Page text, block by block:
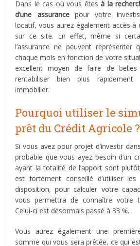
Dans le cas où vous êtesà la
d’une assurancepour votre
locatif, vous aurez également accès à
sur ce site. En effet, même si
l’assurance ne peuvent représenter
chaque mois en fonction de votre
excellent moyen de faire de
rentabiliser bien plus rapidement
immobilier.
Pourquoi utiliser le
prêt du Crédit Agricole ?
Si vous avez pour projet d’investir
probable que vous ayez besoin d’un
ayant la totalité de l’apport sont
est fortement conseillé d’utiliser
disposition, pour calculer votre
vous permettra de connaître votre
Celui-ci est désormais passé à 33 %.
Vous aurez également une
somme qui vous sera prêtée, ce qui